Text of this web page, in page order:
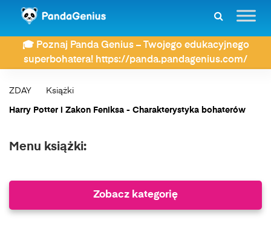
🎓 Poznaj Panda Genius – Twojego edukacyjnego
superbohatera! https://panda.pandagenius.com/
ZDAY Książki
Harry Potter i Zakon Feniksa - Charakterystyka bohaterów
Menu książki:
Zobacz kategorię